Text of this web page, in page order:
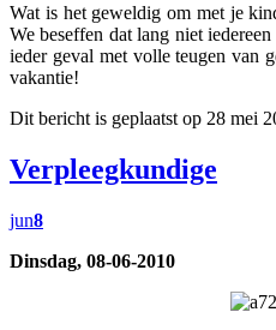
Wat is het geweldig om met je
We beseffen dat lang niet
ieder geval met volle teugen van
vakantie!
Dit bericht is geplaatst op 28 mei
Verpleegkundige
jun8
Dinsdag, 08-06-2010